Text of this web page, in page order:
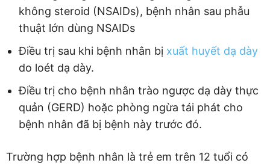
không steroid (NSAIDs), bệnh nhân sau phẫu
thuật lớn dùng NSAIDs
Điều trị sau khi bệnh nhân bị xuất huyết dạ dày
do loét dạ dày.
Điều trị cho bệnh nhân trào ngược dạ dày thực
quản (GERD) hoặc phòng ngừa tái phát cho
bệnh nhân đã bị bệnh này trước đó.
Trường hợp bệnh nhân là trẻ em trên 12 tuổi có